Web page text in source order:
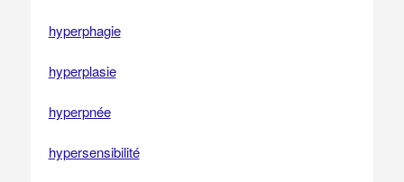
hyperphagie
hyperplasie
hyperpnée
hypersensibilité